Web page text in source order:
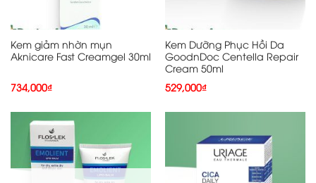
Kem giảm nhờn mụn
Aknicare Fast Creamgel 30ml
734,000₫
Kem Dưỡng Phục Hồi Da
GoodnDoc Centella Repair
Cream 50ml
529,000₫